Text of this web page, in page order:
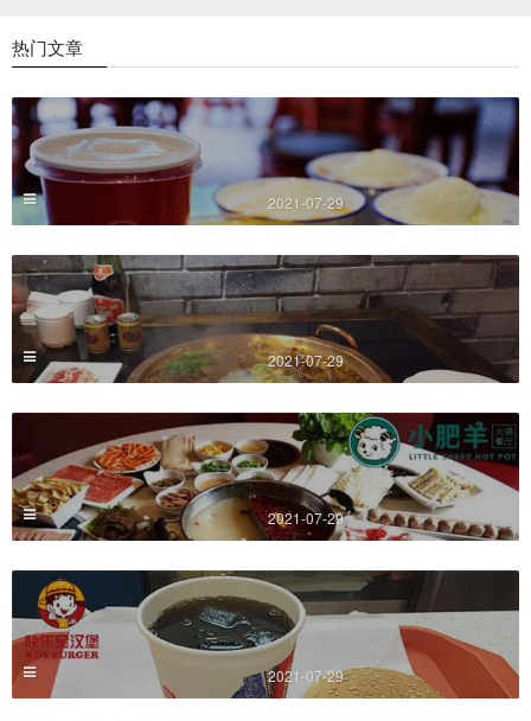
热门文章
2021-07-29
2021-07-29
2021-07-29
2021-07-29